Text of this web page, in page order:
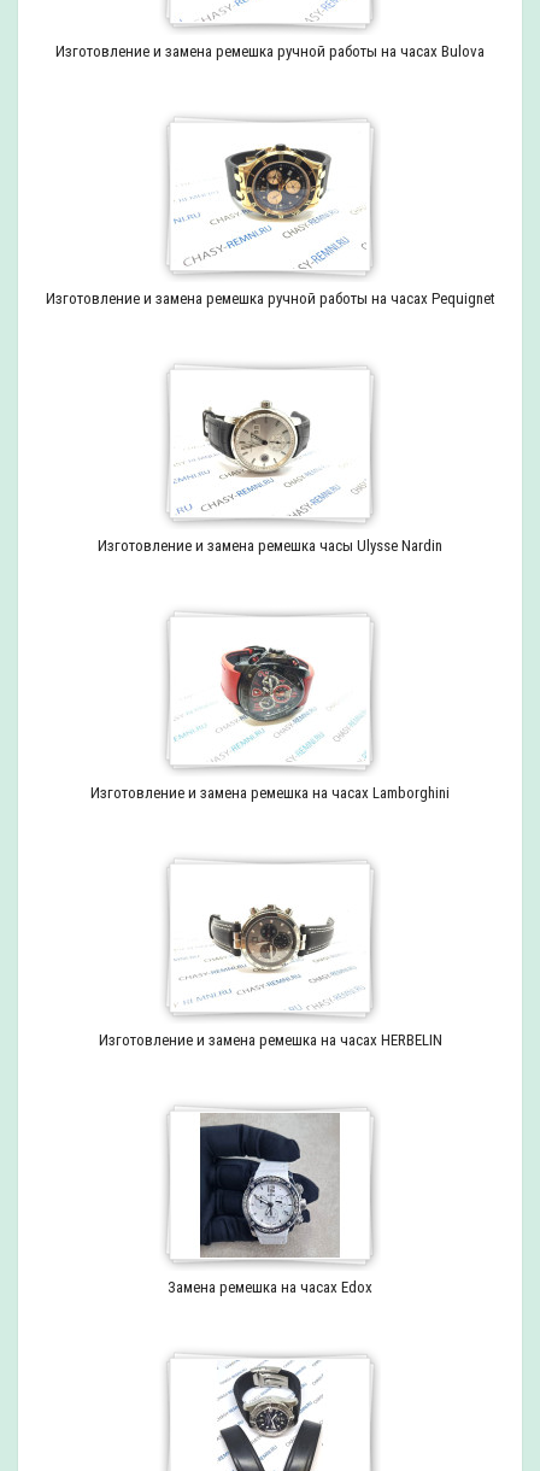
Изготовление и замена ремешка ручной работы на часах Bulova
Изготовление и замена ремешка ручной работы на часах Pequignet
Изготовление и замена ремешка часы Ulysse Nardin
Изготовление и замена ремешка на часах Lamborghini
Изготовление и замена ремешка на часах HERBELIN
Замена ремешка на часах Edox